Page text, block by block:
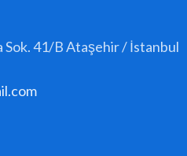
Sok. 41/B Ataşehir / İstanbul